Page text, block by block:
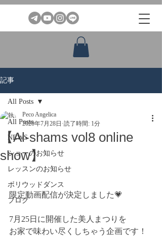
記事
All Posts
NEWS
ショーのお知らせ
レッスンのお知らせ
ボリウッドダンス
ブログ
All Posts
【Al-shams vol8 online
show】
Peco Angelica
2020年7月28日 読了時間: 1分
限定動画配信が決定しました💗
7月25日に開催した美人まつりを
お家で味わい尽くしちゃう企画です！